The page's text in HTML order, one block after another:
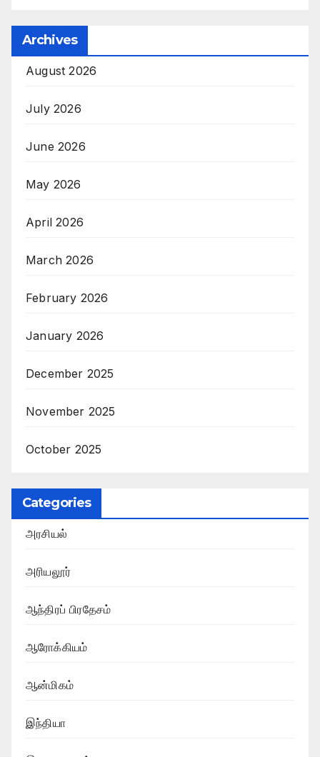
Archives
August 2026
July 2026
June 2026
May 2026
April 2026
March 2026
February 2026
January 2026
December 2025
November 2025
October 2025
Categories
அரசியல்
அரியலூர்
ஆந்திரப் பிரதேசம்
ஆரோக்கியம்
ஆன்மிகம்
இந்தியா